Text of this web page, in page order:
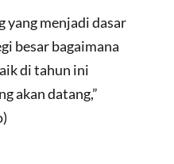
yang menjadi dasar
besar bagaimana
di tahun ini
akan datang,”